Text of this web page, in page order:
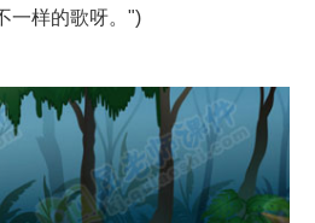
一样的歌呀。")